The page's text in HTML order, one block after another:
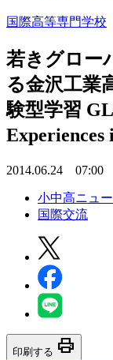
国際高等専門学校
若きグロー
る金沢工業
験型学習
2014.06.24 07:00
小中高ニュ
国際交流
印刷する print